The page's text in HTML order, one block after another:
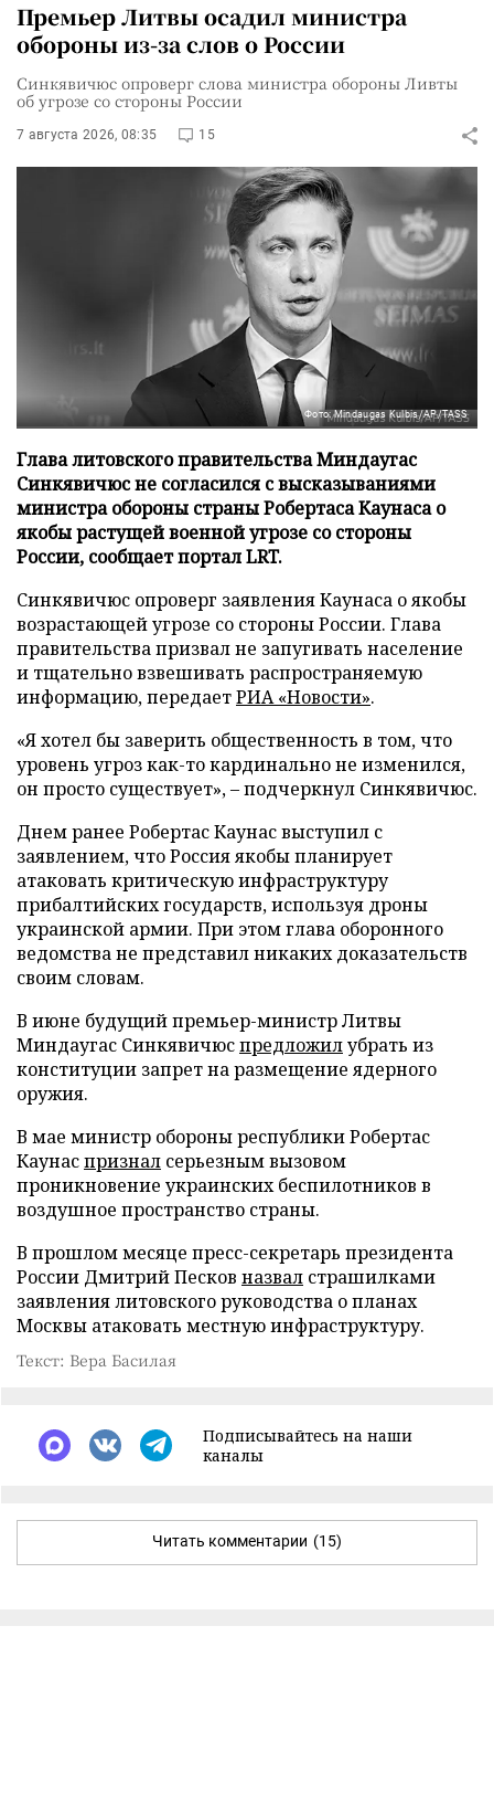
Премьер Литвы осадил министра
обороны из-за слов о России
Синкявичюс опроверг слова министра обороны Ливты
об угрозе со стороны России
7 августа 2026, 08:35 15
Фото: Mindaugas Kulbis/AP/TASS
Глава литовского правительства Миндаугас
Синкявичюс не согласился с высказываниями
министра обороны страны Робертаса Каунаса о
якобы растущей военной угрозе со стороны
России, сообщает портал LRT.
Синкявичюс опроверг заявления Каунаса о якобы
возрастающей угрозе со стороны России. Глава
правительства призвал не запугивать население
и тщательно взвешивать распространяемую
информацию, передаетРИА «Новости».
«Я хотел бы заверить общественность в том, что
уровень угроз как-то кардинально не изменился,
он просто существует», – подчеркнул Синкявичюс.
Днем ранее Робертас Каунас выступил с
заявлением, что Россия якобы планирует
атаковать критическую инфраструктуру
прибалтийских государств, используя дроны
украинской армии. При этом глава оборонного
ведомства не представил никаких доказательств
своим словам.
В июне будущий премьер-министр Литвы
Миндаугас Синкявичюспредложилубрать из
конституции запрет на размещение ядерного
оружия.
В мае министр обороны республики Робертас
Каунаспризнал серьезным вызовом
проникновение украинских беспилотников в
воздушное пространство страны.
В прошлом месяце пресс-секретарь президента
России Дмитрий Песков назвал страшилками
заявления литовского руководства о планах
Москвы атаковать местную инфраструктуру.
Текст: Вера Басилая
Подписывайтесь на наши
каналы
Читать комментарии (15)